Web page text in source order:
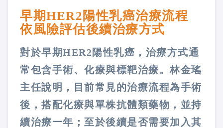
早期HER2陽性乳癌治療流程
依風險評估後續治療方式
對於早期HER2陽性乳癌，治療方式通
常包含手術、化療與標靶治療。林金瑤
主任說明，目前常見的治療流程為手術
後，搭配化療與單株抗體類藥物，並持
續治療一年；至於後續是否需要加入其